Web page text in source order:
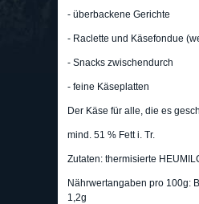
- überbackene Gerichte
- Raclette und Käsefondue
- Snacks zwischendurch
- feine Käseplatten
Der Käse für alle, die es
mind. 51 % Fett i. Tr.
Zutaten: thermisierte
Nährwertangaben pro 100g:
1,2g